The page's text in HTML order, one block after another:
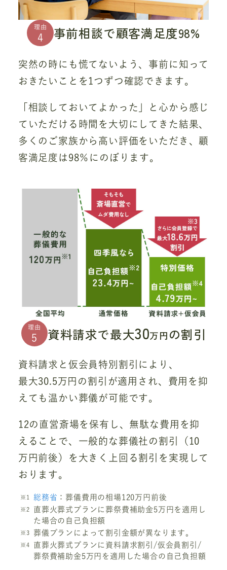
理由
4 事前相談で顧客満足度98%
突然の時にも慌てないよう、事前に知って
おきたいことを1つずつ確認できます。
「相談しておいてよかった」と心から感じ
ていただける時間を大切にしてきた結果、
多くのご家族から高い評価をいただき、顧
客満足度は98％にのぼります。
理由
5 資料請求で最大30万円 の割引
資料請求と仮会員特別割引により、
最大30.5万円の割引が適用され、費用を抑
えても温かい葬儀が可能です。
12の直営斎場を保有し、無駄な費用を抑
えることで、一般的な葬儀社の割引（10
万円前後）を大きく上回る割引を実現して
おります。
総務省 ：葬儀費用の相場120万円前後
直葬火葬式プランに葬祭費補助金5万円を適用し
た場合の自己負担額
葬儀プランによって割引金額が異なります。
直葬火葬式プランに資料請求割引/仮会員割引/
葬祭費補助金5万円を適用した場合の自己負担額